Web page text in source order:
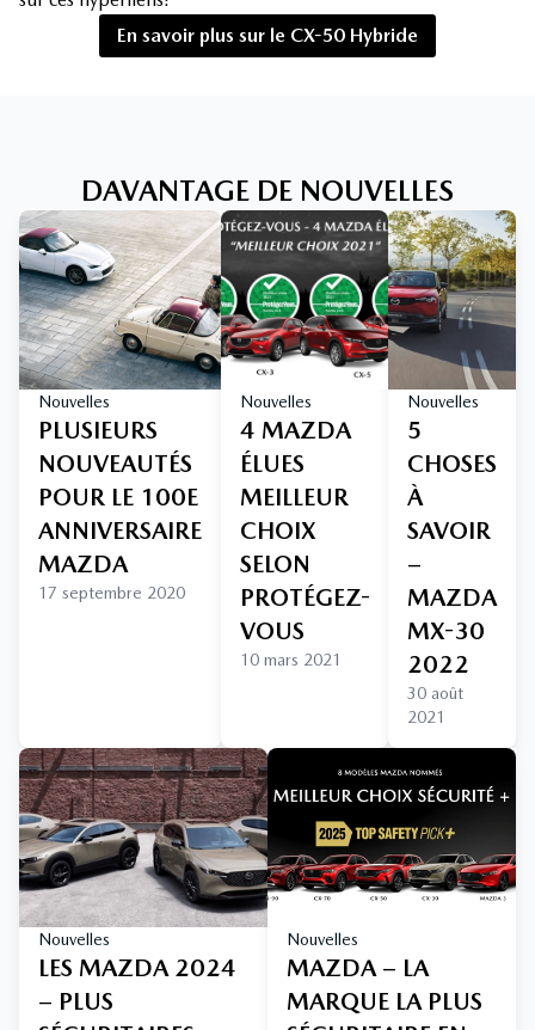
En savoir plus sur le CX-50 Hybride
DAVANTAGE DE NOUVELLES
Nouvelles
PLUSIEURS
NOUVEAUTÉS
POUR LE 100E
ANNIVERSAIRE
MAZDA
17 septembre 2020
Nouvelles
4 MAZDA
ÉLUES
MEILLEUR
CHOIX
SELON
PROTÉGEZ-
VOUS
10 mars 2021
Nouvelles
5
CHOSES
À
SAVOIR
–
MAZDA
MX-30
2022
30 août
2021
Nouvelles
LES MAZDA 2024
– PLUS
Nouvelles
MAZDA – LA
MARQUE LA PLUS